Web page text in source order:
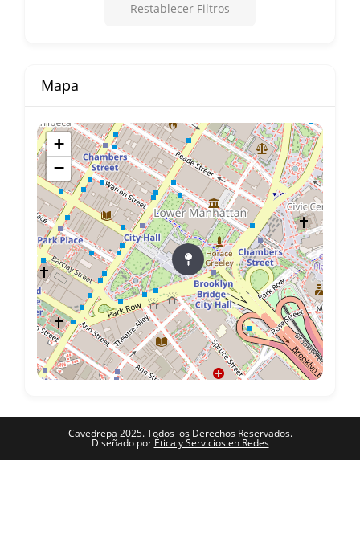
Restablecer Filtros
Mapa
+
−
Cavedrepa 2025. Todos los Derechos Reservados.
Diseñado por Ética y Servicios en Redes